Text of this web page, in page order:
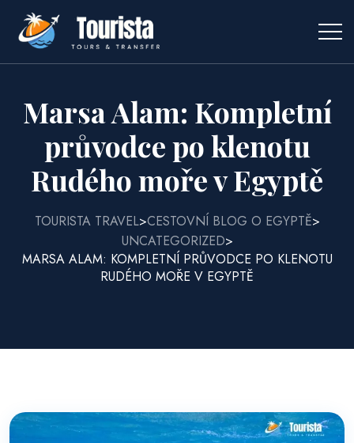
Marsa Alam: Kompletní
průvodce po klenotu
Rudého moře v Egyptě
TOURISTA TRAVEL>CESTOVNÍ BLOG O EGYPTĚ>
UNCATEGORIZED>
MARSA ALAM: KOMPLETNÍ PRŮVODCE PO KLENOTU
RUDÉHO MOŘE V EGYPTĚ